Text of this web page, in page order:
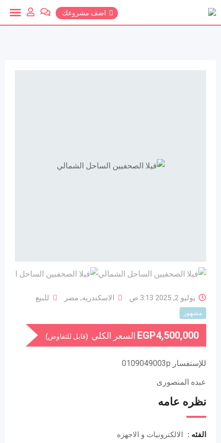
تخطي
اضف مشروعك
يوليو 2, 2025 3:13 ص الاسكندريه, مصر للبيع
مشهور
EGP4,500,000 السعر الكلي (قابل للتفاوض)
للإستفسار 0109049003p
عبده المنصورى
نظره عامه
الفئه :
الالكترونيات و الاجهزه